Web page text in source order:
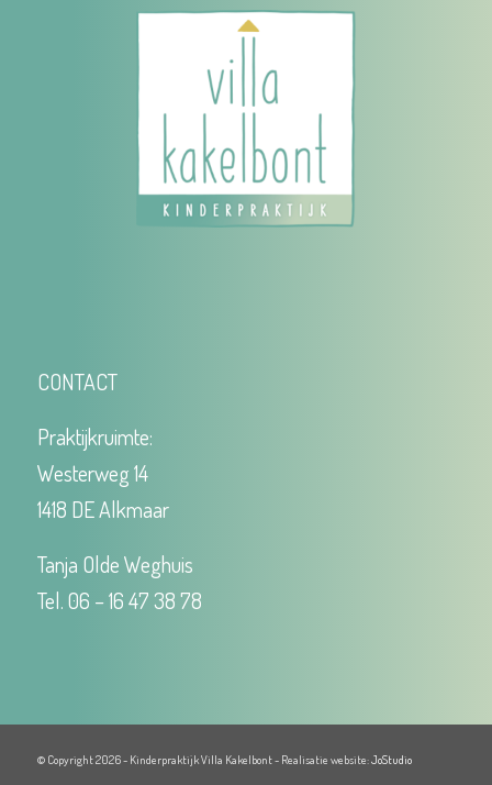
CONTACT
Praktijkruimte:
Westerweg 14
1418 DE Alkmaar
Tanja Olde Weghuis
Tel. 06 – 16 47 38 78
© Copyright 2026 - Kinderpraktijk Villa Kakelbont - Realisatie website:JoStudio